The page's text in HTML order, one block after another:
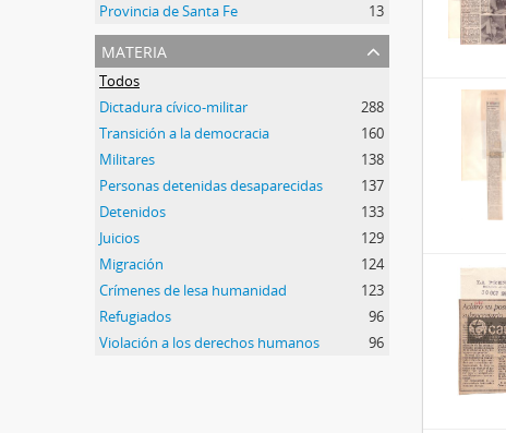
Provincia de Santa Fe
13
materia
Todos
Dictadura cívico-militar
288
Transición a la democracia
160
Militares
138
Personas detenidas desaparecidas
137
Detenidos
133
Juicios
129
Migración
124
Crímenes de lesa humanidad
123
Refugiados
96
Violación a los derechos humanos
96